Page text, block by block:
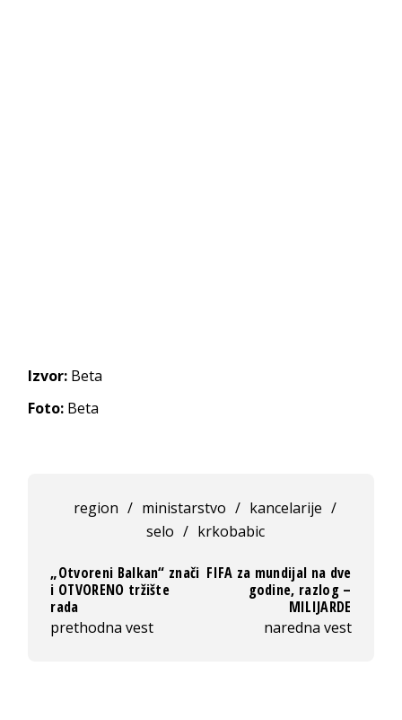
Izvor: Beta
Foto: Beta
region / ministarstvo / kancelarije /
selo / krkobabic
„Otvoreni Balkan“ znači
i OTVORENO tržište
rada
prethodna vest
FIFA za mundijal na dve
godine, razlog –
MILIJARDE
naredna vest